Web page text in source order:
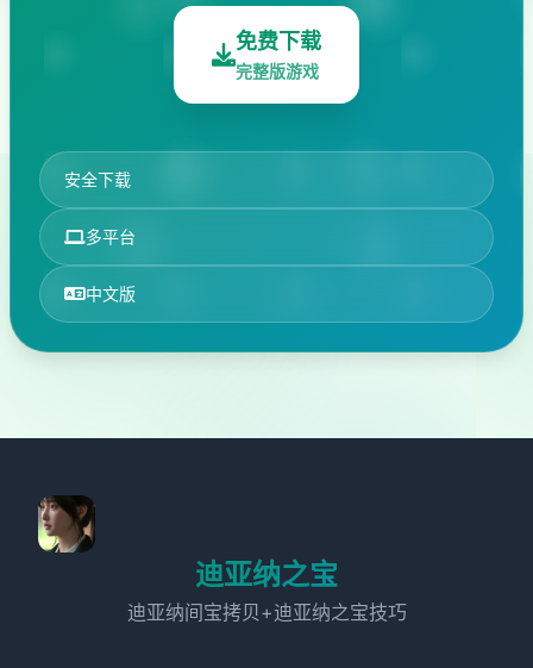
免费下载
完整版游戏
安全下载
多平台
中文版
迪亚纳之宝
迪亚纳间宝拷贝+迪亚纳之宝技巧